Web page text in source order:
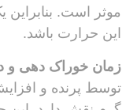
موثر است. بنابراین
این حرارت باشد.
زمان خوراک دهی و
توسط پرنده و